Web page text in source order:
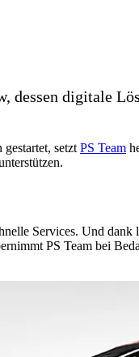
digitale
setzt PS Team
Services. Und
PS Team bei